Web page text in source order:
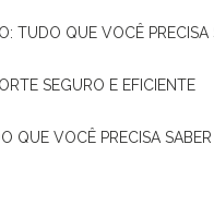
TUDO QUE VOCÊ PRECISA
SEGURO E EFICIENTE
QUE VOCÊ PRECISA SABER